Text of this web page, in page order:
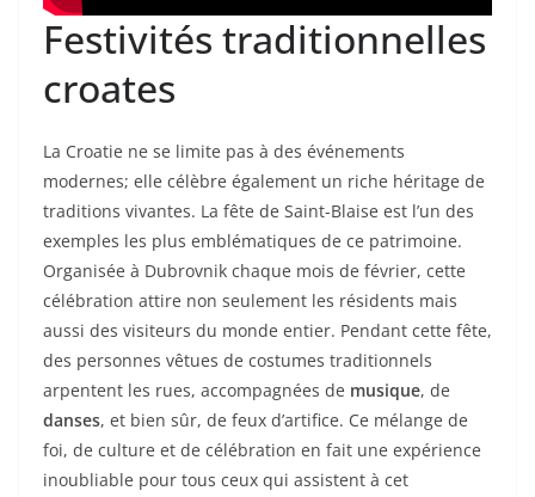
Festivités traditionnelles
croates
La Croatie ne se limite pas à des événements
modernes; elle célèbre également un riche héritage de
traditions vivantes. La fête de Saint-Blaise est l’un des
exemples les plus emblématiques de ce patrimoine.
Organisée à Dubrovnik chaque mois de février, cette
célébration attire non seulement les résidents mais
aussi des visiteurs du monde entier. Pendant cette fête,
des personnes vêtues de costumes traditionnels
arpentent les rues, accompagnées de musique, de
danses, et bien sûr, de feux d’artifice. Ce mélange de
foi, de culture et de célébration en fait une expérience
inoubliable pour tous ceux qui assistent à cet